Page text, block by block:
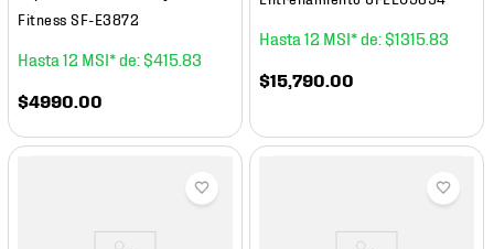
Fitness SF-E3872
12 $415.83
$4990.00
12 $1315.83
$15,790.00